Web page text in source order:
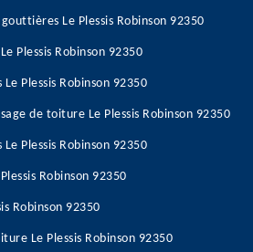
Le Plessis Robinson 92350
Plessis Robinson 92350
Plessis Robinson 92350
de toiture Le Plessis Robinson 92350
Plessis Robinson 92350
Robinson 92350
Robinson 92350
Le Plessis Robinson 92350